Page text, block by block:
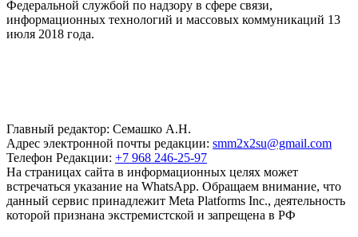
Федеральной службой по надзору в сфере связи,
информационных технологий и массовых коммуникаций 13
июля 2018 года.
Главный редактор: Семашко А.Н.
Адрес электронной почты редакции: smm2x2su@gmail.com
Телефон Редакции: +7 968 246-25-97
На страницах сайта в информационных целях может
встречаться указание на WhatsApp. Обращаем внимание, что
данный сервис принадлежит Meta Platforms Inc., деятельность
которой признана экстремистской и запрещена в РФ